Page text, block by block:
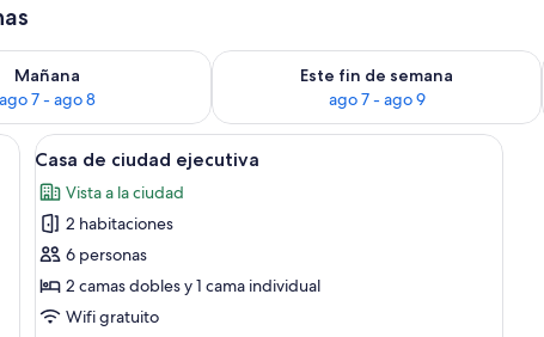
Mañana
ago 7 - ago 8
para mañana ago 7 - ago 8
Este fin de semana
ago 7 - ago 9
Consulta la disponibilidad para este
que incluye una mesa de madera, sillas, un jarrón con flores, horno
Ver
todas
las
fotos
de
Casa
de
Una cocina moderna con armarios
12
Casa de ciudad ejecutiva
Vista a la ciudad
2 habitaciones
6 personas
2 camas dobles y 1 cama individual
Wifi gratuito